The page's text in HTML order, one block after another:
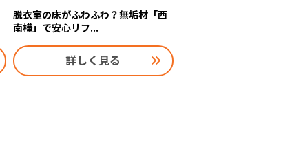
脱衣室の床がふわふわ？無垢材「西
南樺」で安心リフ...
詳しく見る